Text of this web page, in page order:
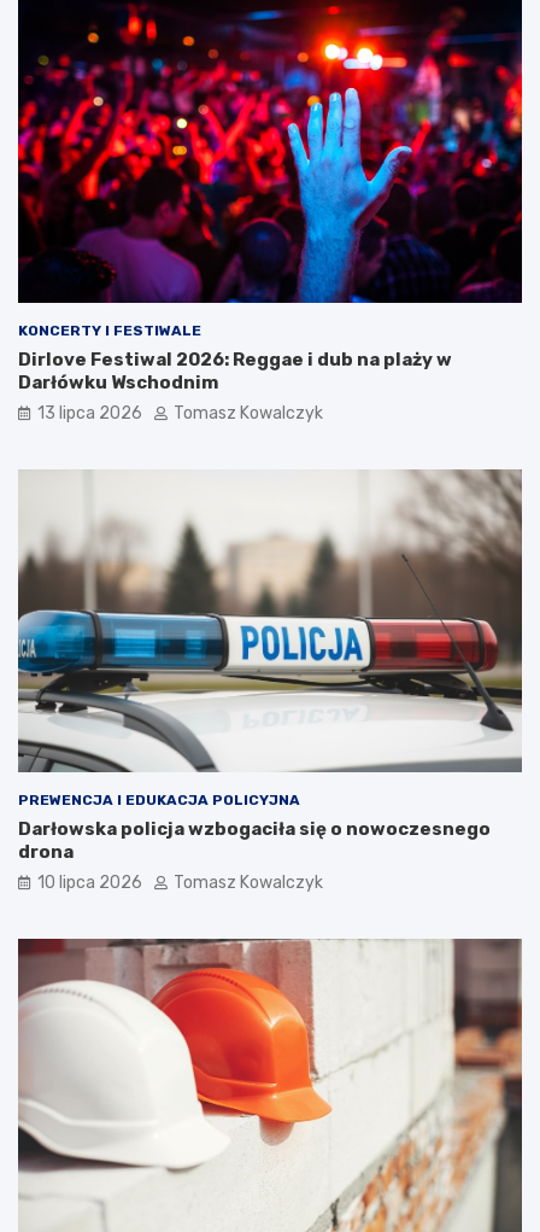
KONCERTY I FESTIWALE
Dirlove Festiwal 2026: Reggae i dub na plaży w
Darłówku Wschodnim
13 lipca 2026 Tomasz Kowalczyk
PREWENCJA I EDUKACJA POLICYJNA
Darłowska policja wzbogaciła się o nowoczesnego
drona
10 lipca 2026 Tomasz Kowalczyk